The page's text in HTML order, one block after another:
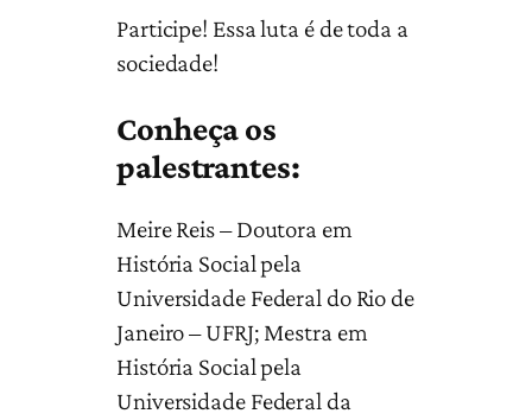
Participe! Essa luta é de toda a
sociedade!
Conheça os
palestrantes:
Meire Reis – Doutora em
História Social pela
Universidade Federal do Rio de
Janeiro – UFRJ; Mestra em
História Social pela
Universidade Federal da